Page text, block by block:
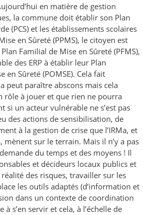
en matière de gestion
la commune doit établir son Plan
(PCS) et les établissements scolaires
en Sûreté (PPMS), le citoyen est
Familial de Mise en Sûreté (PFMS),
des ERP à établir leur Plan
en Sûreté (POMSE). Cela fait
peut paraître abscons mais cela
rôle à jouer et que rien ne pourra
si un acteur vulnérable ne s’est pas
des actions de sensibilisation, de
à la gestion de crise que l’IRMa, et
mènent sur le terrain. Mais il n’y a pas
du temps et des moyens ! Il
et décideurs locaux publics et
des risques, travailler sur les
les outils adaptés (d’information et
dans un contexte de coordination
s’en servir et cela, à l’échelle de